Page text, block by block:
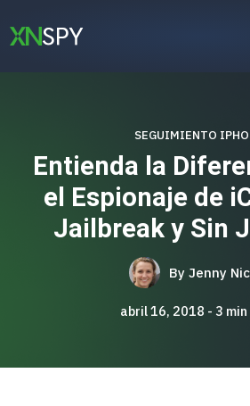
contenido
SEGUIMIENTO
Entienda la
el Espionaje de
Jailbreak y Sin
By Jenny
abril 16, 2018 3